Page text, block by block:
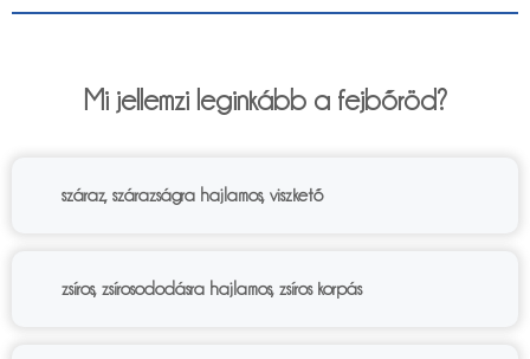
Mi jellemzi leginkább a fejbőröd?
száraz, szárazságra hajlamos, viszkető
zsíros, zsírosododásra hajlamos, zsíros korpás